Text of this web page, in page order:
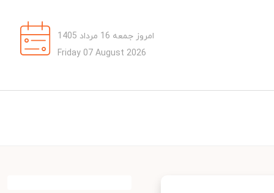
امروز جمعه 16 مرداد 1405
Friday 07 August 2026